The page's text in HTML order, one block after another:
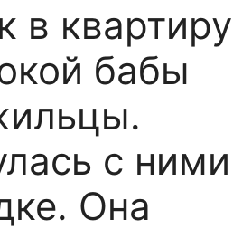
в квартиру
бабы
с ними
Она